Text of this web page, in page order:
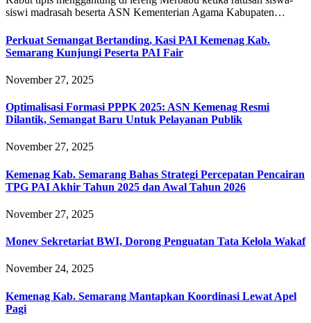
siswi madrasah beserta ASN Kementerian Agama Kabupaten…
Perkuat Semangat Bertanding, Kasi PAI Kemenag Kab.
Semarang Kunjungi Peserta PAI Fair
November 27, 2025
Optimalisasi Formasi PPPK 2025: ASN Kemenag Resmi
Dilantik, Semangat Baru Untuk Pelayanan Publik
November 27, 2025
Kemenag Kab. Semarang Bahas Strategi Percepatan Pencairan
TPG PAI Akhir Tahun 2025 dan Awal Tahun 2026
November 27, 2025
Monev Sekretariat BWI, Dorong Penguatan Tata Kelola Wakaf
November 24, 2025
Kemenag Kab. Semarang Mantapkan Koordinasi Lewat Apel
Pagi